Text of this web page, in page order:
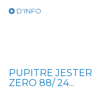
D'INFO
PUPITRE JESTER
ZERO 88/ 24...